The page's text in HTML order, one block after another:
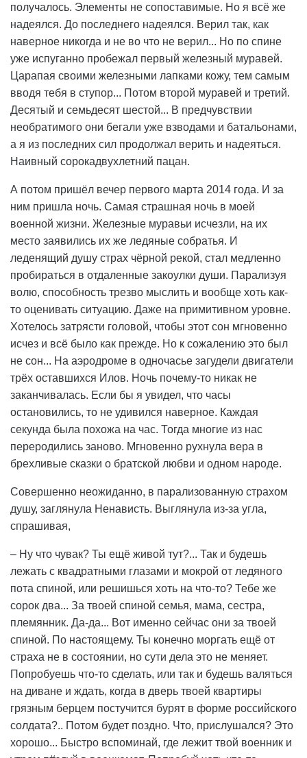
получалось. Элементы не сопоставимые. Но я всё же
надеялся. До последнего надеялся. Верил так, как
наверное никогда и не во что не верил... Но по спине
уже испуганно пробежал первый железный муравей.
Царапая своими железными лапками кожу, тем самым
вводя тебя в ступор... Потом второй муравей и третий.
Десятый и семьдесят шестой... В предчувствии
необратимого они бегали уже взводами и батальонами,
а я из последних сил продолжал верить и надеяться.
Наивный сорокадвухлетний пацан.
А потом пришёл вечер первого марта 2014 года. И за
ним пришла ночь. Самая страшная ночь в моей
военной жизни. Железные муравьи исчезли, на их
место заявились их же ледяные собратья. И
леденящий душу страх чёрной рекой, стал медленно
пробираться в отдаленные закоулки души. Парализуя
волю, способность трезво мыслить и вообще хоть как-
то оценивать ситуацию. Даже на примитивном уровне.
Хотелось затрясти головой, чтобы этот сон мгновенно
исчез и всё было как прежде. Но к сожалению это был
не сон... На аэродроме в одночасье загудели двигатели
трёх оставшихся Илов. Ночь почему-то никак не
заканчивалась. Если бы я увидел, что часы
остановились, то не удивился наверное. Каждая
секунда была похожа на час. Тогда многие из нас
переродились заново. Мгновенно рухнула вера в
брехливые сказки о братской любви и одном народе.
Совершенно неожиданно, в парализованную страхом
душу, заглянула Ненависть. Выглянула из-за угла,
спрашивая,
– Ну что чувак? Ты ещё живой тут?... Так и будешь
лежать с квадратными глазами и мокрой от ледяного
пота спиной, или решишься хоть на что-то? Тебе же
сорок два... За твоей спиной семья, мама, сестра,
племянник. Да-да... Вот именно сейчас они за твоей
спиной. По настоящему. Ты конечно моргать ещё от
страха не в состоянии, но сути дела это не меняет.
Попробуешь что-то сделать, или так и будешь валяться
на диване и ждать, когда в дверь твоей квартиры
грязным берцем постучится бурят в форме российского
солдата?.. Потом будет поздно. Что, прислушался? Это
хорошо... Быстро вспоминай, где лежит твой военник и